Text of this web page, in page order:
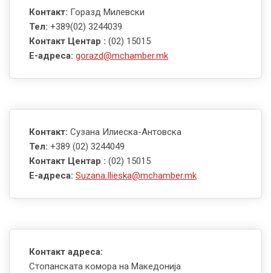
Контакт: Горазд Милевски
Тел: +389(02) 3244039
Контакт Центар : (02) 15015
E-адреса: gorazd@mchamber.mk
Контакт: Сузана Илиеска-Антовска
Тел: +389 (02) 3244049
Контакт Центар : (02) 15015
E-адреса: Suzana.Ilieska@mchamber.mk
Контакт адреса:
Стопанската комора на Македонија